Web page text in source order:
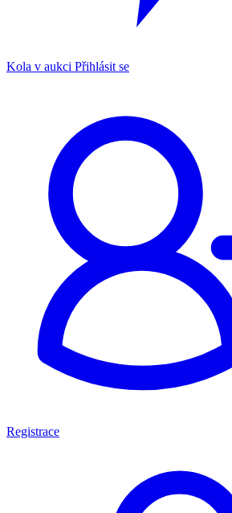
Kola v aukci Přihlásit se
Registrace